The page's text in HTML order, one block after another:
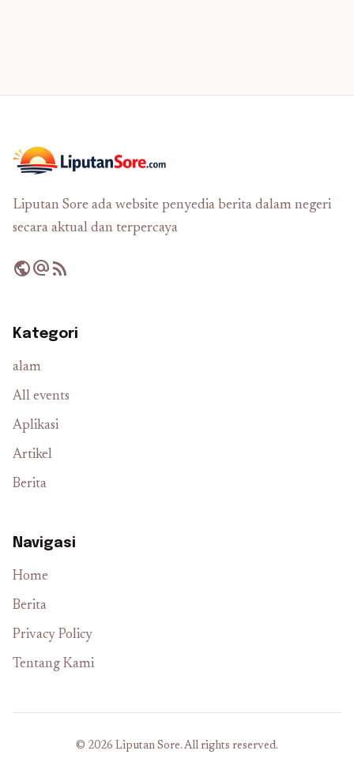
Liputan Sore ada website penyedia berita dalam negeri
secara aktual dan terpercaya
publicalternate_emailrss_feed
Kategori
alam
All events
Aplikasi
Artikel
Berita
Navigasi
Home
Berita
Privacy Policy
Tentang Kami
© 2026 Liputan Sore. All rights reserved.